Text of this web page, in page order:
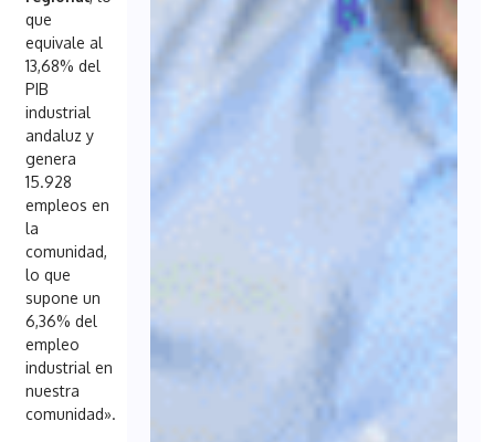
que
equivale al
13,68% del
PIB
industrial
andaluz y
genera
15.928
empleos en
la
comunidad,
lo que
supone un
6,36% del
empleo
industrial en
nuestra
comunidad».